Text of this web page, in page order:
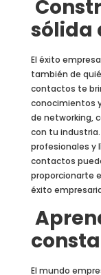
sólida
El éxito
también de
contactos te
conocimientos
de networking,
con tu
profesionales y
contactos
proporcionarte
éxito
El mundo